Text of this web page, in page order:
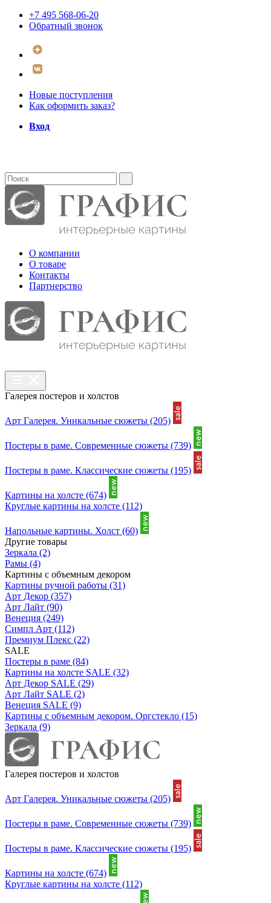
+7 495 568-06-20
Обратный звонок
Новые поступления
Как оформить заказ?
Вход
О компании
О товаре
Контакты
Партнерcтво
Галерея постеров и холстов
Арт Галерея. Уникальные сюжеты (205)
Постеры в раме. Современные сюжеты (739)
Постеры в раме. Классические сюжеты (195)
Картины на холсте (674)
Круглые картины на холсте (112)
Напольные картины. Холст (60)
Другие товары
Зеркала (2)
Рамы (4)
Картины с объемным декором
Картины ручной работы (31)
Арт Декор (357)
Арт Лайт (90)
Венеция (249)
Симпл Арт (112)
Премиум Плекс (22)
SALE
Постеры в раме (84)
Картины на холсте SALE (32)
Арт Декор SALE (29)
Арт Лайт SALE (2)
Венеция SALE (9)
Картины с объемным декором. Оргстекло (15)
Зеркала (9)
Галерея постеров и холстов
Арт Галерея. Уникальные сюжеты (205)
Постеры в раме. Современные сюжеты (739)
Постеры в раме. Классические сюжеты (195)
Картины на холсте (674)
Круглые картины на холсте (112)